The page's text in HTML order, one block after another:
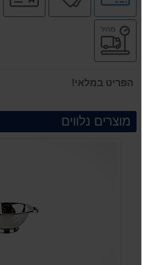
תשלומים
מהיר
הפריט במלאי!
מוצרים נלווים